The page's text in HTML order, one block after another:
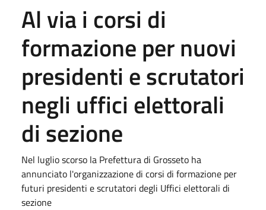
Al via i corsi di
formazione per nuovi
presidenti e scrutatori
negli uffici elettorali
di sezione
Nel luglio scorso la Prefettura di Grosseto ha
annunciato l'organizzazione di corsi di formazione per
futuri presidenti e scrutatori degli Uffici elettorali di
sezione